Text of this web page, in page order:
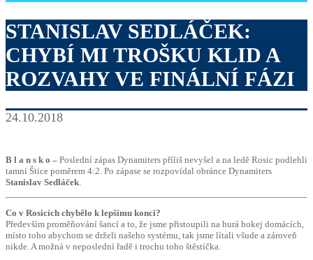
STANISLAV SEDLÁČEK:
CHYBÍ MI TROŠKU KLID A
ROZVAHY VE FINÁLNÍ FÁZI
24.10.2018
B l a n s k o – Poslední zápas Dynamiters příliš nevyšel a na ledě Rosic podlehli
tamní Štice poměrem 4:2. Po zápase se rozpovídal obránce Dynamiters
Stanislav Sedláček
Co v Rosicích chybělo k lepšímu konci?
Především proměňování šancí a to, že jsme přistoupili na hurá hokej domácích,
místo toho abychom se drželi našeho systému, tak jsme lítali všude a zároveň
nikde. A možná v neposlední řadě i trochu toho štěstíčka.